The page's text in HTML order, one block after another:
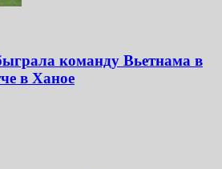
команду Вьетнама в
в Ханое